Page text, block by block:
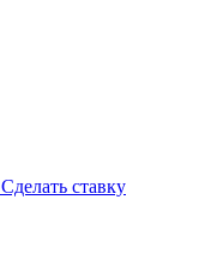
Сделать ставку